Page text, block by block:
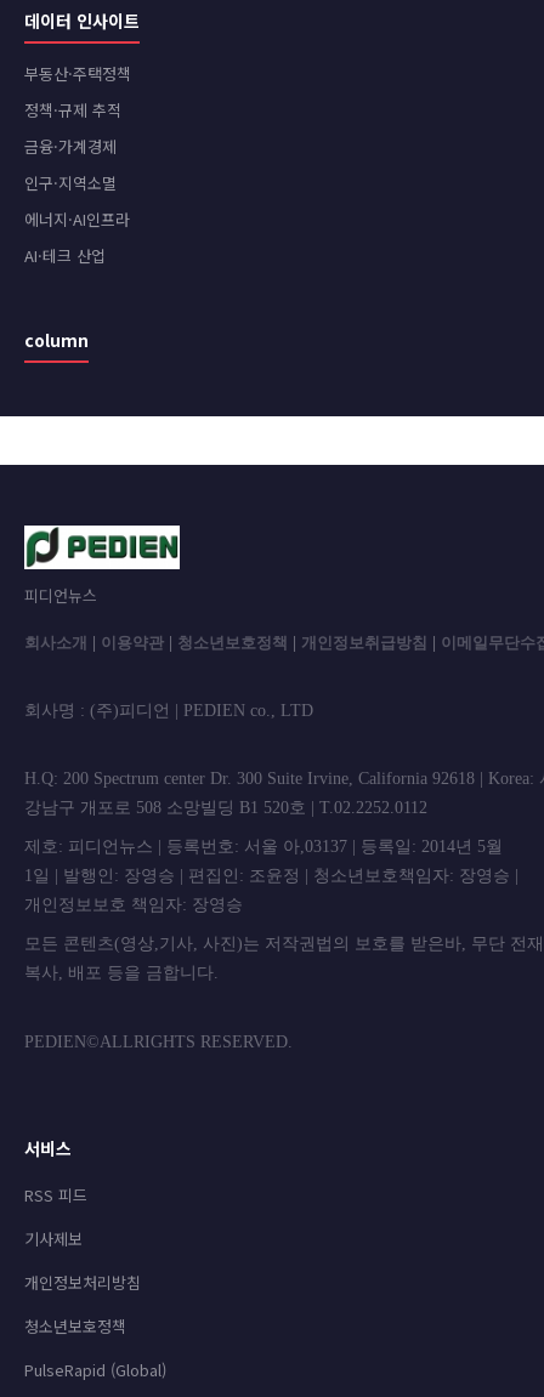
데이터 인사이트
부동산·주택정책
정책·규제 추적
금융·가계경제
인구·지역소멸
에너지·AI인프라
AI·테크 산업
column
피디언뉴스
회사소개 | 이용약관 | 청소년보호정책 | 개인정보취급방침 | 이메일무단수
회사명 : (주)피디언 | PEDIEN co.,
H.Q: 200 Spectrum center Dr. 300 Suite Irvine, California 92618 | Korea:
강남구 개포로 508 소망빌딩 B1 520호 | T.02.2252.0112
제호: 피디언뉴스 | 등록번호: 서울 아,03137 | 등록일: 2014년 5월
1일 | 발행인: 장영승 | 편집인: 조윤정 | 청소년보호책임자: 장영승 |
개인정보보호 책임자: 장영승
모든 콘텐츠(영상,기사, 사진)는 저작권법의 보호를 받은바, 무단 전
복사, 배포 등을 금합니
PEDIEN©ALLRIGHTS RESERVED.
서비스
RSS 피드
기사제보
개인정보처리방침
청소년보호정책
PulseRapid (Global)